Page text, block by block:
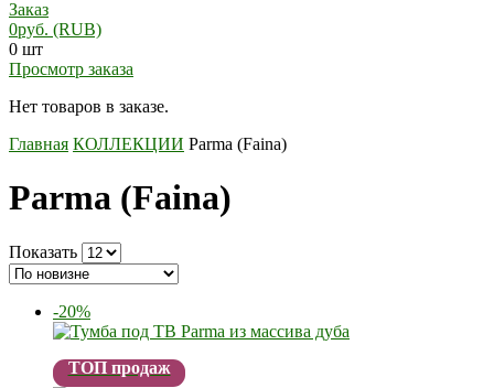
Заказ
0руб. (RUB)
0 шт
Просмотр заказа
Нет товаров в заказе.
Главная КОЛЛЕКЦИИ Parma (Faina)
Parma (Faina)
Показать
-20%
ТОП продаж